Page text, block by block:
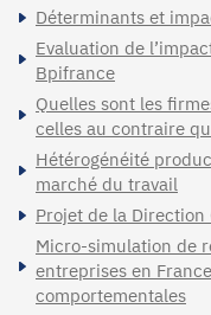
Déterminants et
Evaluation de
Bpifrance
Quelles sont les
celles au contraire
Hétérogénéité
marché du travail
Projet de la
Micro-simulation de
entreprises en
comportementales